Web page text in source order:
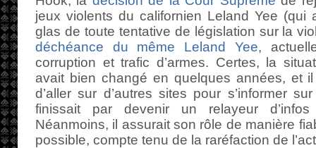
jeux violents du californien Leland Yee (qui
glas de toute tentative de législation sur la
déchéance du même Leland Yee,
corruption et trafic d’armes. Certes, la
avait bien changé en quelques années, et
d’aller sur d’autres sites pour s’informer
finissait par devenir un relayeur d’infos
Néanmoins, il assurait son rôle de manière
possible, compte tenu de la raréfaction de